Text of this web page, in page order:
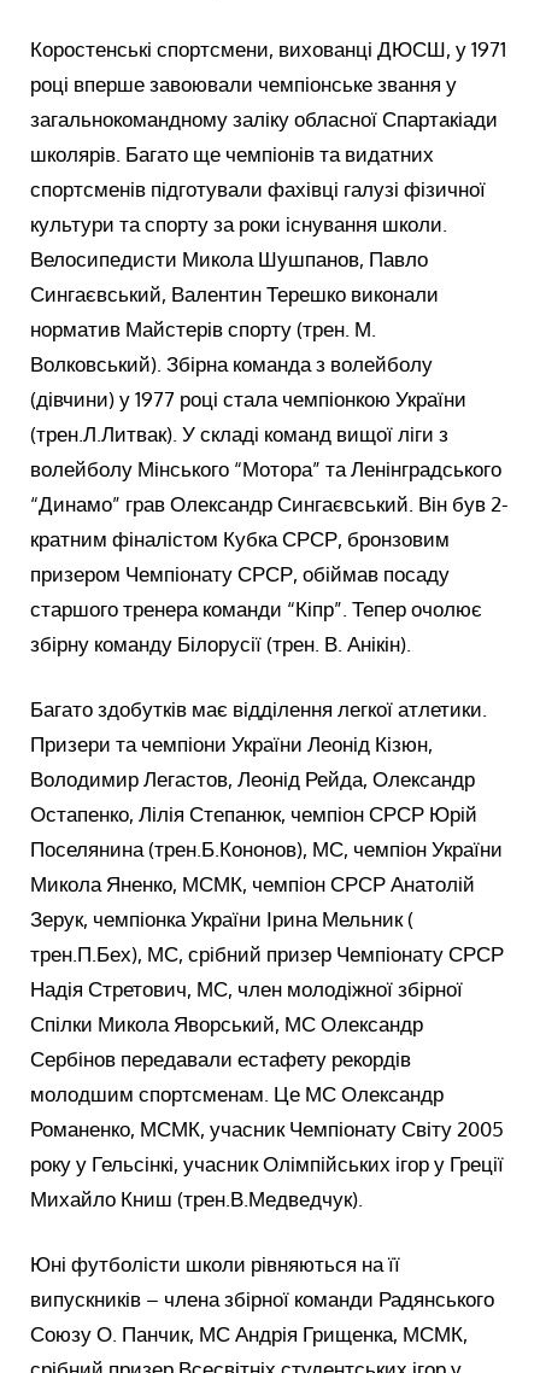
Коростенські спортсмени, вихованці ДЮСШ, у 1971
році вперше завоювали чемпіонське звання у
загальнокомандному заліку обласної Спартакіади
школярів. Багато ще чемпіонів та видатних
спортсменів підготували фахівці галузі фізичної
культури та спорту за роки існування школи.
Велосипедисти Микола Шушпанов, Павло
Сингаєвський, Валентин Терешко виконали
норматив Майстерів спорту (трен. М.
Волковський). Збірна команда з волейболу
(дівчини) у 1977 році стала чемпіонкою України
(трен.Л.Литвак). У складі команд вищої ліги з
волейболу Мінського “Мотора” та Ленінградського
“Динамо” грав Олександр Сингаєвський. Він був 2-
кратним фіналістом Кубка СРСР, бронзовим
призером Чемпіонату СРСР, обіймав посаду
старшого тренера команди “Кіпр”. Тепер очолює
збірну команду Білорусії (трен. В. Анікін).
Багато здобутків має відділення легкої атлетики.
Призери та чемпіони України Леонід Кізюн,
Володимир Легастов, Леонід Рейда, Олександр
Остапенко, Лілія Степанюк, чемпіон СРСР Юрій
Поселянина (трен.Б.Кононов), МС, чемпіон України
Микола Яненко, МСМК, чемпіон СРСР Анатолій
Зерук, чемпіонка України Ірина Мельник (
трен.П.Бех), МС, срібний призер Чемпіонату СРСР
Надія Стретович, МС, член молодіжної збірної
Спілки Микола Яворський, МС Олександр
Сербінов передавали естафету рекордів
молодшим спортсменам. Це МС Олександр
Романенко, МСМК, учасник Чемпіонату Світу 2005
року у Гельсінкі, учасник Олімпійських ігор у Греції
Михайло Книш (трен.В.Медведчук).
Юні футболісти школи рівняються на її
випускників – члена збірної команди Радянського
Союзу О. Панчик, МС Андрія Грищенка, МСМК,